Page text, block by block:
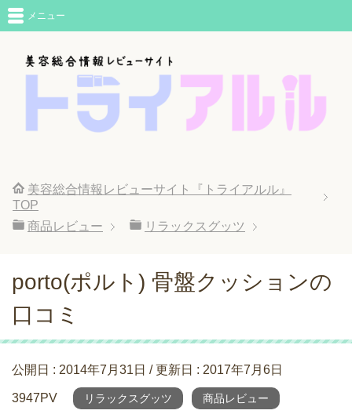
メニュー
美容総合情報レビューサイト『トライアルル』
TOP
商品レビュー
リラックスグッツ
porto(ポルト) 骨盤クッションの
口コミ
公開日 : 2014年7月31日 / 更新日 : 2017年7月6日
3947PV リラックスグッツ 商品レビュー